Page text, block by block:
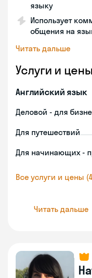
языку
Использует
общения на
Читать дальше
Услуги и цены
Английский язык
Деловой - для
Для путешествий
Для начинающих -
Все услуги и цены
Читать дальше